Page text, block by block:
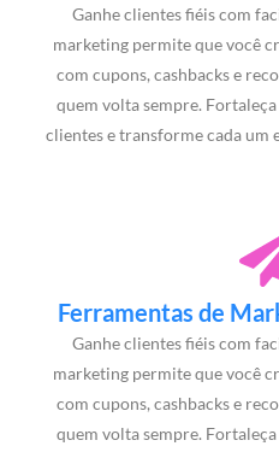
Ganhe clientes fiéis com
marketing permite que você
com cupons, cashbacks e
quem volta sempre.
clientes e transforme cada um
Ferramentas de
Ganhe clientes fiéis com
marketing permite que você
com cupons, cashbacks e
quem volta sempre.